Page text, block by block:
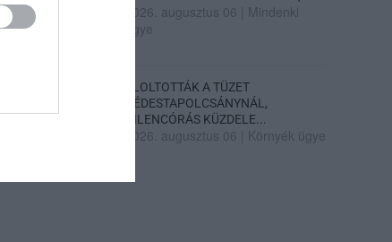
2026. augusztus 06
Mindenki
ügye
ELOLTOTTÁK A TÜZET
DÉDESTAPOLCSÁNYNÁL,
KILENCÓRÁS KÜZDELE...
2026. augusztus 06 Környék ügye